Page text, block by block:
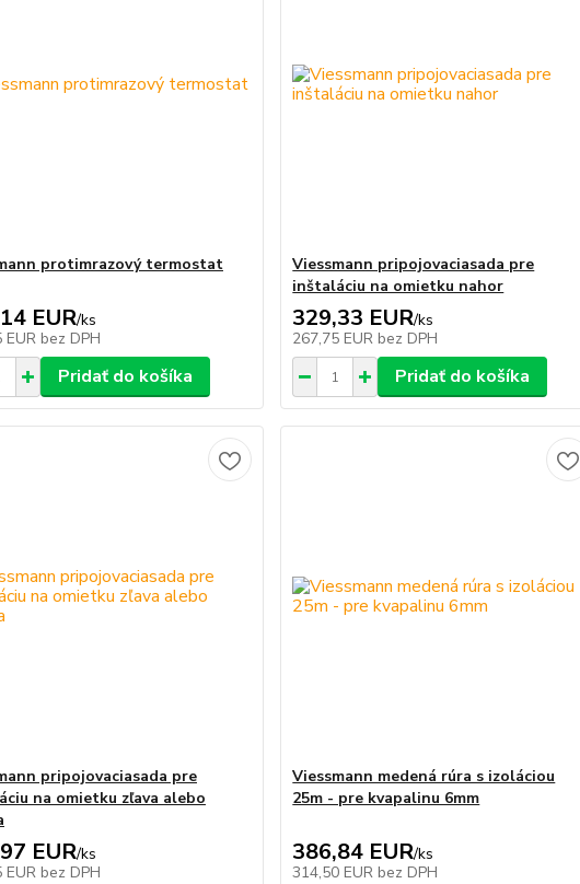
protimrazový termostat
EUR/ks
EUR bez DPH
Pridať do košíka
Viessmann pripojovaciasada pre
inštaláciu na omietku nahor
329,33 EUR/ks
267,75 EUR bez DPH
Pridať do košíka
pripojovaciasada pre
na omietku zľava alebo
EUR/ks
EUR bez DPH
Viessmann medená rúra s izoláciou
25m - pre kvapalinu 6mm
386,84 EUR/ks
314,50 EUR bez DPH